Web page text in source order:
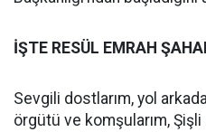
İŞTE RESÜL EMRAH
Sevgili dostlarım, yol
örgütü ve komşularım,